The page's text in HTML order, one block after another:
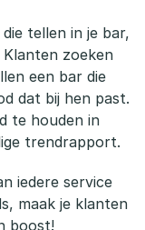
tellen in je bar,
zoeken
een bar die
dat bij hen past.
te houden in
trendrapport.
iedere service
maak je klanten
boost!